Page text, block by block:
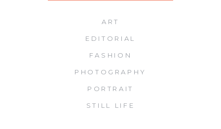
ART
EDITORIAL
FASHION
PHOTOGRAPHY
PORTRAIT
STILL LIFE